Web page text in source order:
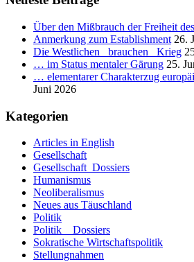
Lobbykratie.
_
Teil
IV.1:
Skizzierung
des
Teil
Über den Mißbrauch der Freiheit
Anmerkung zum Establishment 26.
Die Westlichen _brauchen_ Krieg
… im Status mentaler Gärung 25.
… elementarer Charakterzug
Juni 2026
Kategorien
Articles in English
Gesellschaft
Gesellschaft_Dossiers
Humanismus
Neoliberalismus
Neues aus Täuschland
Politik
Politik _ Dossiers
Sokratische Wirtschaftspolitik
Stellungnahmen